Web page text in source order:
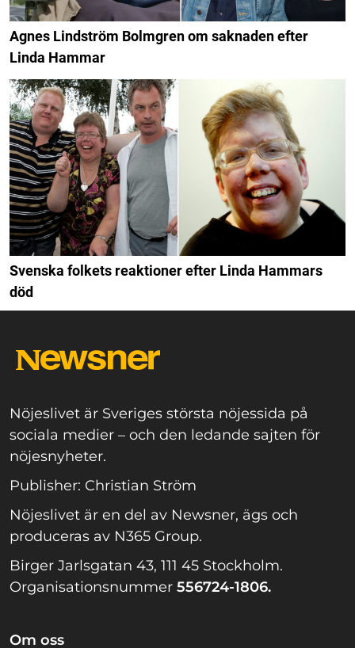
Agnes Lindström Bolmgren om saknaden efter
Linda Hammar
Svenska folkets reaktioner efter Linda Hammars
död
Nöjeslivet är Sveriges största nöjessida på
sociala medier – och den ledande sajten för
nöjesnyheter.
Publisher: Christian Ström
Nöjeslivet är en del av Newsner, ägs och
produceras av N365 Group.
Birger Jarlsgatan 43, 111 45 Stockholm.
Organisationsnummer 556724-1806.
Om oss